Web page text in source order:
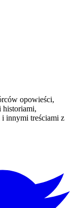
opowieści,
historiami,
i innymi treściami z